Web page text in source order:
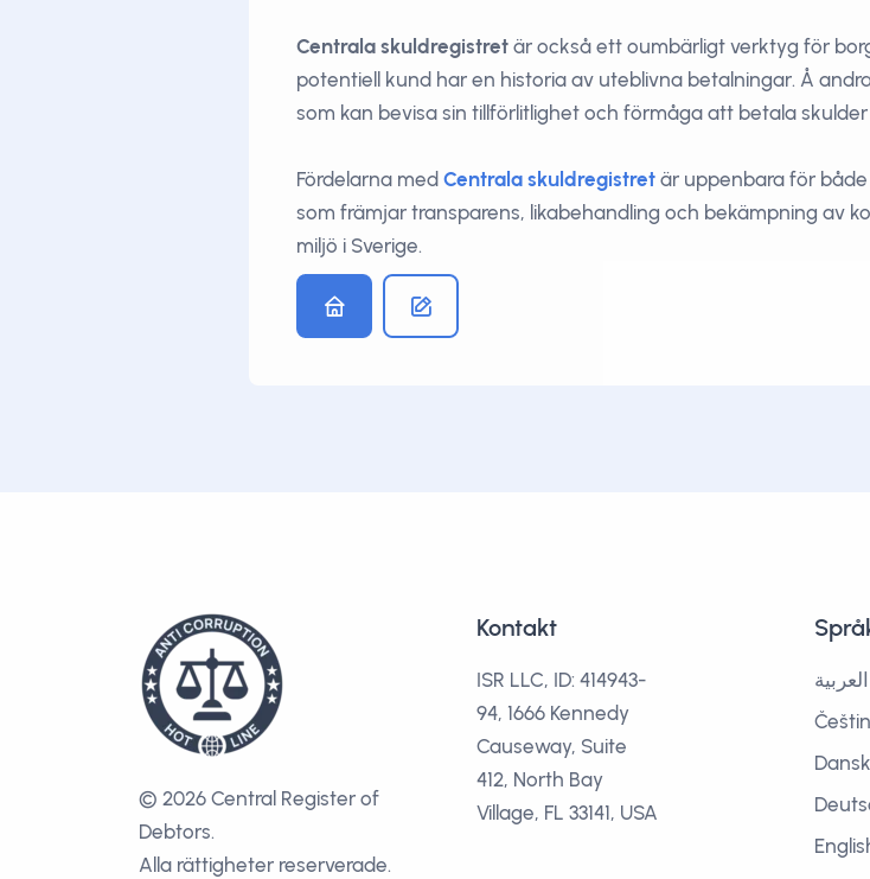
Centrala skuldregistretär också ett oumbärligt verktyg för
potentiell kund har en historia av uteblivna betalningar. Å
som kan bevisa sin tillförlitlighet och förmåga att betala skulder
Fördelarna med Centrala skuldregistretär uppenbara för
som främjar transparens, likabehandling och bekämpning av
miljö i Sverige.
© 2026 Central Register of
Debtors.
Alla rättigheter reserverade.
Kontakt
ISR LLC, ID: 414943-
94, 1666 Kennedy
Causeway, Suite
412, North Bay
Village, FL 33141, USA
العربية
Dansk